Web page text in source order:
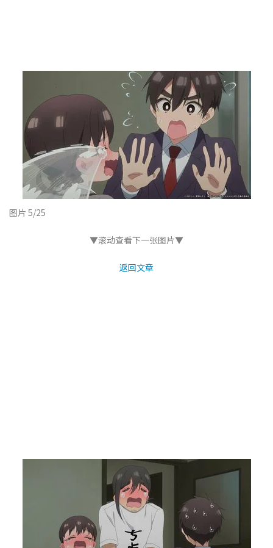
图片 5/25
▼滚动查看下一张图片▼
返回文章